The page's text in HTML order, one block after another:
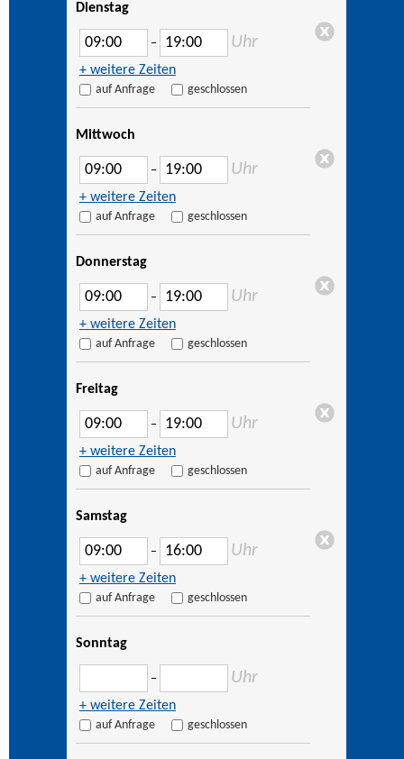
Dienstag
– Uhr
+ weitere Zeiten
auf Anfrage geschlossen
Mittwoch
– Uhr
+ weitere Zeiten
auf Anfrage geschlossen
Donnerstag
– Uhr
+ weitere Zeiten
auf Anfrage geschlossen
Freitag
– Uhr
+ weitere Zeiten
auf Anfrage geschlossen
Samstag
– Uhr
+ weitere Zeiten
auf Anfrage geschlossen
Sonntag
– Uhr
+ weitere Zeiten
auf Anfrage geschlossen